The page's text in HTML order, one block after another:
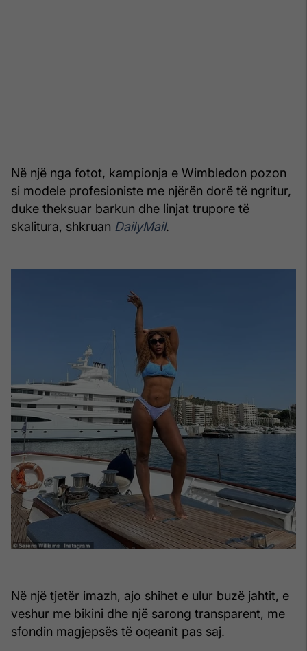
Në një nga fotot, kampionja e Wimbledon pozon
si modele profesioniste me njërën dorë të ngritur,
duke theksuar barkun dhe linjat trupore të
skalitura, shkruan DailyMail.
Në një tjetër imazh, ajo shihet e ulur buzë jahtit, e
veshur me bikini dhe një sarong transparent, me
sfondin magjepsës të oqeanit pas saj.